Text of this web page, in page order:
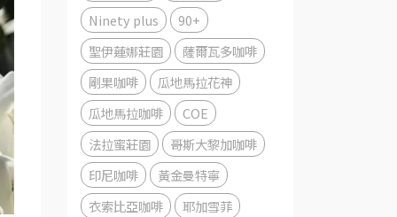
Ninety plus
90+
聖伊蓮娜莊園
薩爾瓦多咖啡
剛果咖啡
瓜地馬拉花神
瓜地馬拉咖啡
COE
法拉蜜莊園
哥斯大黎加咖啡
印尼咖啡
黃金曼特寧
衣索比亞咖啡
耶加雪菲